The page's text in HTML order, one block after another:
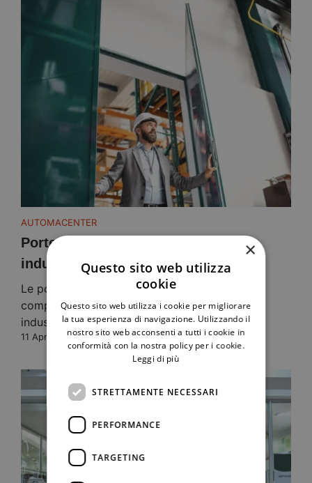
AUTOMACENTER
Porte automatiche per ambienti
industriali: sicurezza,...
Le porte automatiche sono diventate un
componente imprescindibile negli ambienti
industriali moderni, dove la sicurezza,
11 Aprile 2024
×
Questo sito web utilizza
cookie
Questo sito web utilizza i cookie per migliorare
la tua esperienza di navigazione. Utilizzando il
nostro sito web acconsenti a tutti i cookie in
conformità con la nostra policy per i cookie.
Leggi di più
STRETTAMENTE NECESSARI
PERFORMANCE
TARGETING